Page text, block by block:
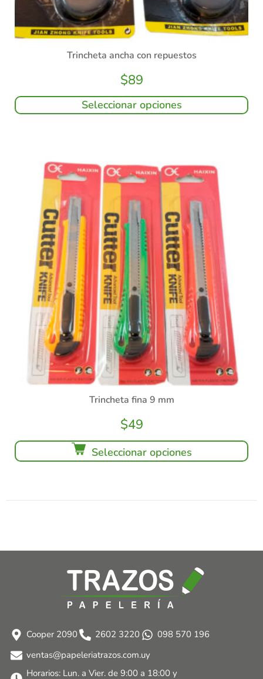
Trincheta ancha con repuestos
$89
Seleccionar opciones
Trincheta fina 9 mm
$49
Seleccionar opciones
Cooper 2090 2602 3220
098 570 196
ventas@papeleriatrazos.com.uy
Horarios: Lun. a Vier. de 9:00 a 18:00 y